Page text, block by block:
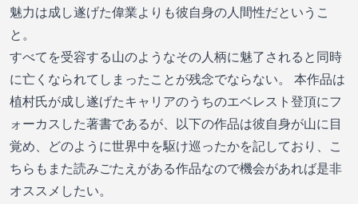
魅力は成し遂げた偉業よりも彼自身の人間性だというこ
と。
すべてを受容する山のようなその人柄に魅了されると同時
に亡くなられてしまったことが残念でならない。 本作品は
植村氏が成し遂げたキャリアのうちのエベレスト登頂にフ
ォーカスした著書であるが、以下の作品は彼自身が山に目
覚め、どのように世界中を駆け巡ったかを記しており、こ
ちらもまた読みごたえがある作品なので機会があれば是非
オススメしたい。